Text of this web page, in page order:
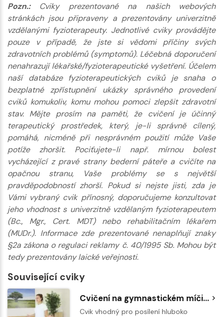
Pozn.: Cviky prezentované na našich webových
stránkách jsou připraveny a prezentovány univerzitně
vzdělanými fyzioterapeuty. Jednotlivé cviky provádějte
pouze v případě, že jste si vědomi příčiny svých
zdravotních problémů (symptomů). Léčebná doporučení
nenahrazují lékařské/fyzioterapeutické vyšetření. Účelem
naší databáze fyzioterapeutických cviků je snaha o
bezplatné zpřístupnění ukázky správného provedení
cviků komukoliv, komu mohou pomoci zlepšit zdravotní
stav. Mějte prosím na paměti, že cvičení je účinný
terapeutický prostředek, který, je-li správně cílený,
pomáhá, nicméně při nesprávném použití může Vaše
potíže zhoršit. Pociťujete-li např. mírnou bolest
vycházející z pravé strany bederní páteře a cvičíte na
opačnou stranu, Vaše problémy se s největší
pravděpodobností zhorší. Pokud si nejste jisti, zda je
Vámi vybraný cvik přínosný, doporučujeme konzultovat
jeho vhodnost s univerzitně vzdělaným fyzioterapeutem
(Bc., Mgr., Cert. MDT) nebo rehabilitačním lékařem
(MUDr.). Informace zde prezentované nenaplňují znaky
§2a zákona o regulaci reklamy č. 40/1995 Sb. Mohou být
tedy prezentovány laické veřejnosti.
Související cviky
Cvičení na gymnastickém míči - stabilizace trupu, nohou a zadní strany stehen
Cvik vhodný pro posílení hluboko